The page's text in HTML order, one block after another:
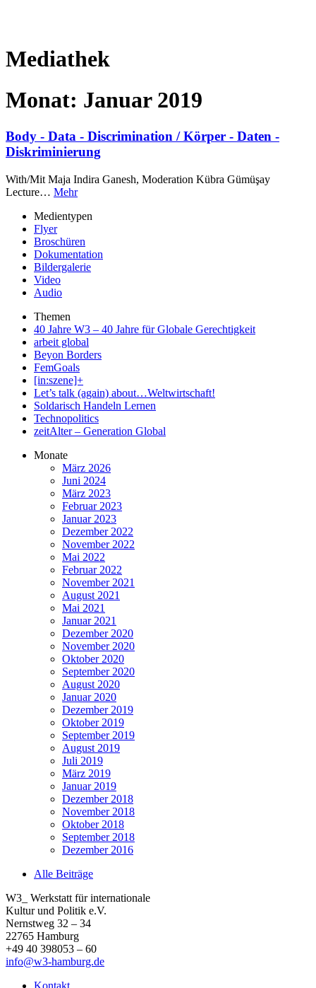
Mediathek
Monat: Januar 2019
Body - Data - Discrimination / Körper - Daten -
Diskriminierung
With/Mit Maja Indira Ganesh, Moderation Kübra Gümüşay
Lecture… Mehr
Medientypen
Flyer
Broschüren
Dokumentation
Bildergalerie
Video
Audio
Themen
40 Jahre W3 – 40 Jahre für Globale Gerechtigkeit
arbeit global
Beyon Borders
FemGoals
[in:szene]+
Let’s talk (again) about…Weltwirtschaft!
Soldarisch Handeln Lernen
Technopolitics
zeitAlter – Generation Global
Monate
März 2026
Juni 2024
März 2023
Februar 2023
Januar 2023
Dezember 2022
November 2022
Mai 2022
Februar 2022
November 2021
August 2021
Mai 2021
Januar 2021
Dezember 2020
November 2020
Oktober 2020
September 2020
August 2020
Januar 2020
Dezember 2019
Oktober 2019
September 2019
August 2019
Juli 2019
März 2019
Januar 2019
Dezember 2018
November 2018
Oktober 2018
September 2018
Dezember 2016
Alle Beiträge
W3_ Werkstatt für internationale
Kultur und Politik e.V.
Nernstweg 32 – 34
22765 Hamburg
+49 40 398053 – 60
info@w3-hamburg.de
Kontakt